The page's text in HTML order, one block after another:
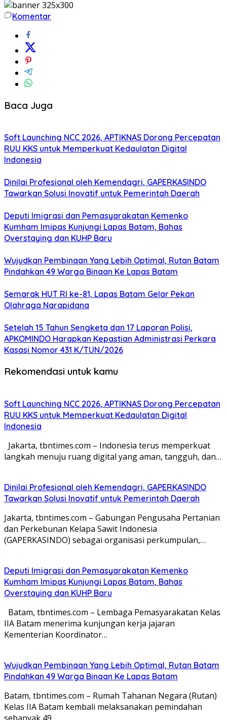
Komentar
Baca Juga
Soft Launching NCC 2026, APTIKNAS Dorong Percepatan
RUU KKS untuk Memperkuat Kedaulatan Digital
Indonesia
Dinilai Profesional oleh Kemendagri, GAPERKASINDO
Tawarkan Solusi Inovatif untuk Pemerintah Daerah
Deputi Imigrasi dan Pemasyarakatan Kemenko
Kumham Imipas Kunjungi Lapas Batam, Bahas
Overstaying dan KUHP Baru
Wujudkan Pembinaan Yang Lebih Optimal, Rutan Batam
Pindahkan 49 Warga Binaan Ke Lapas Batam
Semarak HUT RI ke-81, Lapas Batam Gelar Pekan
Olahraga Narapidana
Setelah 15 Tahun Sengketa dan 17 Laporan Polisi,
APKOMINDO Harapkan Kepastian Administrasi Perkara
Kasasi Nomor 431 K/TUN/2026
Rekomendasi untuk kamu
Soft Launching NCC 2026, APTIKNAS Dorong Percepatan
RUU KKS untuk Memperkuat Kedaulatan Digital
Indonesia
Jakarta, tbntimes.com – Indonesia terus memperkuat
langkah menuju ruang digital yang aman, tangguh, dan…
Dinilai Profesional oleh Kemendagri, GAPERKASINDO
Tawarkan Solusi Inovatif untuk Pemerintah Daerah
Jakarta, tbntimes.com – Gabungan Pengusaha Pertanian
dan Perkebunan Kelapa Sawit Indonesia
(GAPERKASINDO) sebagai organisasi perkumpulan,…
Deputi Imigrasi dan Pemasyarakatan Kemenko
Kumham Imipas Kunjungi Lapas Batam, Bahas
Overstaying dan KUHP Baru
Batam, tbntimes.com – Lembaga Pemasyarakatan Kelas
IIA Batam menerima kunjungan kerja jajaran
Kementerian Koordinator…
Wujudkan Pembinaan Yang Lebih Optimal, Rutan Batam
Pindahkan 49 Warga Binaan Ke Lapas Batam
Batam, tbntimes.com – Rumah Tahanan Negara (Rutan)
Kelas IIA Batam kembali melaksanakan pemindahan